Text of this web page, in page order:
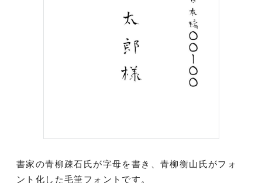
書家の青柳疎石氏が字母を書き、青柳衡山氏がフォ
ント化した毛筆フォントです。